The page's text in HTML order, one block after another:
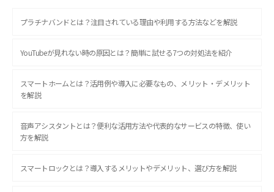
プラチナバンドとは？注目されている理由や利用する方法などを解説
YouTubeが見れない時の原因とは？簡単に試せる7つの対処法を紹介
スマートホームとは？活用例や導入に必要なもの、メリット・デメリット
を解説
音声アシスタントとは？便利な活用方法や代表的なサービスの特徴、使い
方を解説
スマートロックとは？導入するメリットやデメリット、選び方を解説